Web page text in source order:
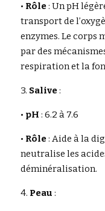
• Rôle : Un pH
transport de
enzymes. Le corps
par des
respiration et la
3. Salive :
• pH : 6.2 à 7.6
• Rôle : Aide à la
neutralise les
déminéralisation.
4. Peau :